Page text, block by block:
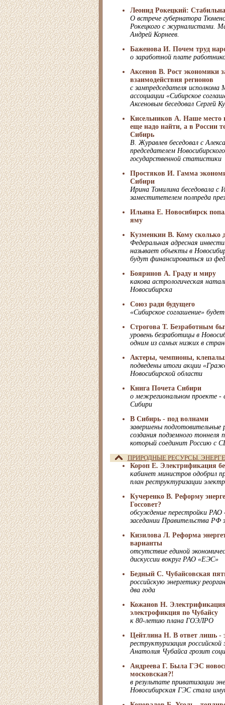
Леонид Рокецкий:
О встрече губернатора
Рокецкого с журналистами.
Андрей Корнеев.
Баженова И. Почем труд
о заработной плате
Аксенов В. Рост экономики
взаимодействия регионов
с зампредседателя исполкома
ассоциации «Сибирское
Аксеновым беседовал Сергей
Кисельников А. Наше место
еще надо найти, а в России
Сибирь
В. Журавлев беседовал с
председателем
государственной статистики
Простяков И. Гамма
Сибири
Ирина Томилина беседовала с
заместитетелем полпреда
Ильина Е. Новосибирск
яму
Кузменкин В. Кому сколько
Федеральная адресная
называет объекты в
будут финансироваться из
Бояринов А. Граду и миру
какова астрологическая
Новосибирска
Cоюз ради будущего
«Сибирское соглашение»
Строгова Т. Безработным
уровень безработицы в
одним из самых низких в
Актеры, чемпионы,
подведены итоги акции
Новосибирской области
Книга Почета Сибири
о межрегиональном проекте -
Сибири
В Сибирь - под волнами
завершены
создания подземного тоннеля
который соединит Россию с
ПРИРОДНЫЕ РЕСУРСЫ.
Короп Е. Электрификация
кабинет министров одобрил
план реструктуризации
Кучеренко В. Реформу
Госсовет?
обсуждение перестройки РАО
заседании Правительства РФ
Кизилова Л. Реформа
варианты
отсутствие единой
дискуссии вокруг РАО «ЕЭС»
Бедный С. Чубайсовская
российскую энергетику
два года
Кожанов Н.
электрофикция по Чубайсу
к 80-летию плана ГОЭЛРО
Цейтлина Н. В ответ лишь -
реструктуризация российской
Анатолия Чубайса грозит
Андреева Г. Была ГЭС
московская?!
в результате приватизации
Новосибирская ГЭС стала